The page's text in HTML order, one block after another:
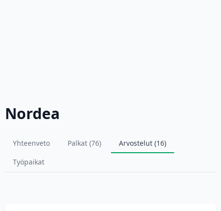
Nordea
Yhteenveto Palkat (76)
Arvostelut (16)
Työpaikat